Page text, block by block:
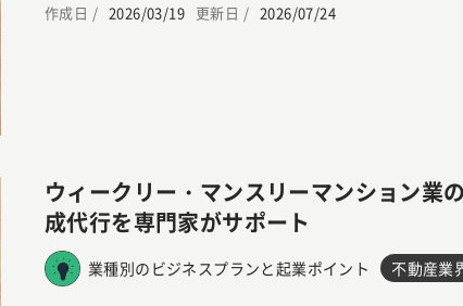
作成日 / 2026/03/19 更新日 / 2026/07/24
ウィークリー・マンスリーマンション業
成代行を専門家がサポート
業種別のビジネスプランと起業ポイント 不動産業